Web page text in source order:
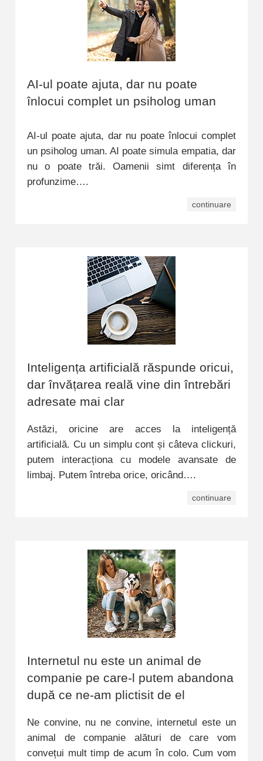
AI-ul poate ajuta, dar nu poate
înlocui complet un psiholog uman
AI-ul poate ajuta, dar nu poate înlocui complet
un psiholog uman. AI poate simula empatia, dar
nu o poate trăi. Oamenii simt diferența în
profunzime….
continuare
Inteligența artificială răspunde oricui,
dar învățarea reală vine din întrebări
adresate mai clar
Astăzi, oricine are acces la inteligență
artificială. Cu un simplu cont și câteva clickuri,
putem interacționa cu modele avansate de
limbaj. Putem întreba orice, oricând….
continuare
Internetul nu este un animal de
companie pe care-l putem abandona
după ce ne-am plictisit de el
Ne convine, nu ne convine, internetul este un
animal de companie alături de care vom
convețui mult timp de acum în colo. Cum vom